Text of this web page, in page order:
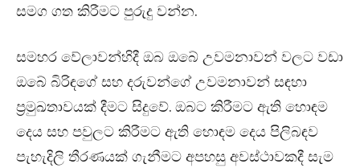
සමග ගත කිරීමට පුරුදු වන්න.
සමහර වේලාවන්හිදී ඔබ ඔබේ උවමනාවන් වලට වඩා
ඔබේ බිරිඳගේ සහ දරුවන්ගේ උවමනාවන් සඳහා
ප්‍රමුඛතාවයක් දීමට සිදුවේ. ඔබට කිරීමට ඇති හොඳම
දෙය සහ පවුලට කිරීමට ඇති හොඳම දෙය පිලිබඳව
පැහැදිලි තීරණයක් ගැනීමට අපහසු අවස්ථාවකදී සැම